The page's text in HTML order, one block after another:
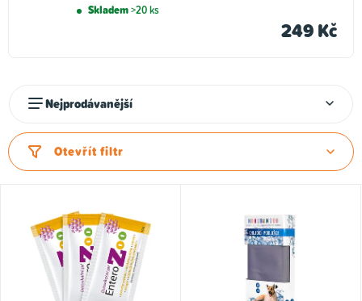
Skladem>20 ks
249 Kč
z
e
Nejprodávanější
Otevřít filtr